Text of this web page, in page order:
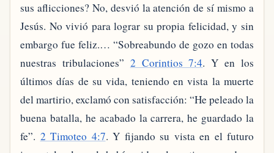
sus aflicciones? No, desvió la atención de sí mismo a
Jesús. No vivió para lograr su propia felicidad, y sin
embargo fue feliz.… “Sobreabundo de gozo en todas
nuestras tribulaciones” 2 Corintios 7:4. Y en los
últimos días de su vida, teniendo en vista la muerte
del martirio, exclamó con satisfacción: “He peleado la
buena batalla, he acabado la carrera, he guardado la
fe”. 2 Timoteo 4:7. Y fijando su vista en el futuro